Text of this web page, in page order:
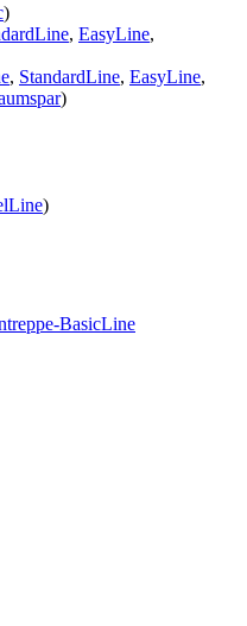
)
, EasyLine,
, StandardLine, EasyLine,
)
)